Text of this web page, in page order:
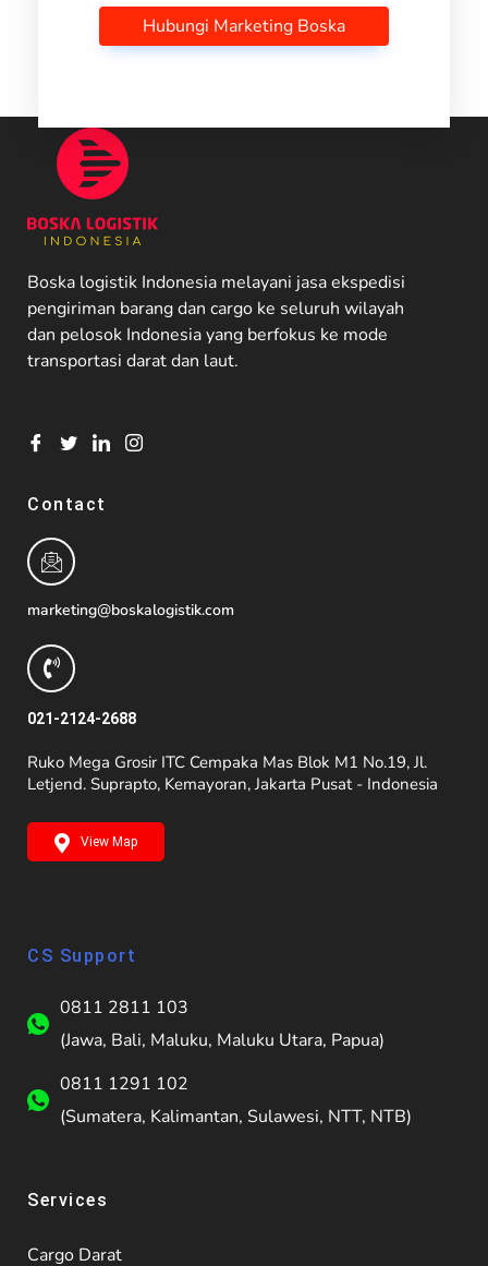
Hubungi Marketing Boska
Boska logistik Indonesia melayani jasa ekspedisi
pengiriman barang dan cargo ke seluruh wilayah
dan pelosok Indonesia yang berfokus ke mode
transportasi darat dan laut.
Contact
marketing@boskalogistik.com
021-2124-2688
Ruko Mega Grosir ITC Cempaka Mas Blok M1 No.19, Jl.
Letjend. Suprapto, Kemayoran, Jakarta Pusat - Indonesia
View Map
CS Support
0811 2811 103
(Jawa, Bali, Maluku, Maluku Utara, Papua)
0811 1291 102
(Sumatera, Kalimantan, Sulawesi, NTT, NTB)
Services
Cargo Darat